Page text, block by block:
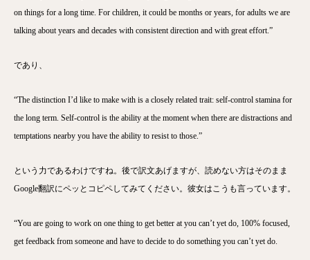
on things for a long time. For children, it could be months or years, for adults we are
talking about years and decades with consistent direction and with great effort.”
であり、
“The distinction I’d like to make with is a closely related trait: self-control stamina for
the long term. Self-control is the ability at the moment when there are distractions and
temptations nearby you have the ability to resist to those.”
という力であるわけですね。後で訳文あげますが、読めない方はそのまま
Google翻訳にペッとコピペしてみてください。彼女はこうも言っています。
“You are going to work on one thing to get better at you can’t yet do, 100% focused,
get feedback from someone and have to decide to do something you can’t yet do.